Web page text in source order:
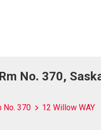
No. 370,
No. 370 12 Willow WAY